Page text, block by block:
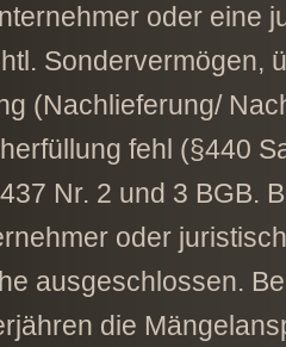
oder eine
Sondervermögen,
(Nachlieferung/
fehl (§440
Nr. 2 und 3 BGB.
oder
ausgeschlossen.
die